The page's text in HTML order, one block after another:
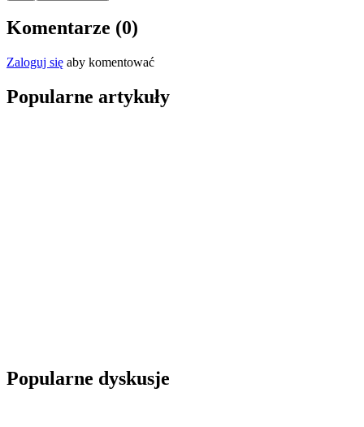
Komentarze (0)
Zaloguj się aby komentować
Popularne artykuły
Popularne dyskusje